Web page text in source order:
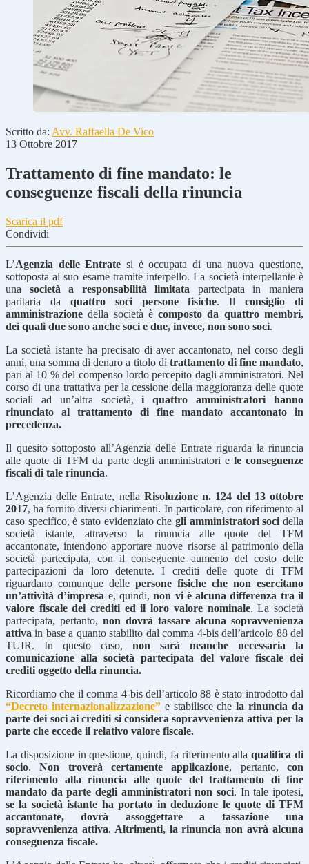
Scritto da: Avv. Raffaella De Vico
13 Ottobre 2017
Trattamento di fine mandato: le
conseguenze fiscali della rinuncia
Scarica il pdf
Condividi
L’Agenzia delle Entrate si è occupata di una nuova questione,
sottoposta al suo esame tramite interpello. La società interpellante è
una società a responsabilità limitata partecipata in maniera
paritaria da quattro soci persone fisiche. Ilconsiglio di
amministrazione della società ècomposto da quattro membri,
dei quali due sono anche soci e due, invece, non sono soci.
La società istante ha precisato di aver accantonato, nel corso degli
anni, una somma di denaro a titolo di trattamento di fine mandato,
pari al 10 % del compenso lordo percepito dagli amministratori. Nel
corso di una trattativa per la cessione della maggioranza delle quote
sociali ad un’altra società, i quattro amministratori hanno
rinunciato al trattamento di fine mandato accantonato in
precedenza.
Il quesito sottoposto all’Agenzia delle Entrate riguarda la rinuncia
alle quote di TFM da parte degli amministratori e le conseguenze
fiscali di tale rinuncia.
L’Agenzia delle Entrate, nella Risoluzione n. 124 del 13 ottobre
2017, ha fornito diversi chiarimenti. In particolare, con riferimento al
caso specifico, è stato evidenziato che gli amministratori soci della
società istante, attraverso la rinuncia alle quote del TFM
accantonate, intendono apportare nuove risorse al patrimonio della
società partecipata, con il conseguente aumento del costo delle
partecipazioni da loro detenute. I crediti delle quote di TFM
riguardano comunque delle persone fisiche che non esercitano
un’attività d’impresa e, quindi,non vi è alcuna differenza tra il
valore fiscale dei crediti ed il loro valore nominale. La società
partecipata, pertanto, non dovrà tassare alcuna sopravvenienza
attiva in base a quanto stabilito dal comma 4-bis dell’articolo 88 del
TUIR. In questo caso, non sarà neanche necessaria la
comunicazione alla società partecipata del valore fiscale dei
crediti oggetto della rinuncia.
Ricordiamo che il comma 4-bis dell’articolo 88 è stato introdotto dal
“Decreto internazionalizzazione”e stabilisce chela rinuncia da
parte dei soci ai crediti si considera sopravvenienza attiva per la
parte che eccede il relativo valore fiscale.
La disposizione in questione, quindi, fa riferimento allaqualifica di
socio.Non troverà certamente applicazione, pertanto,con
riferimento alla rinuncia alle quote del trattamento di fine
mandato da parte degli amministratori non soci. In tale ipotesi,
se la società istante ha portato in deduzione le quote di TFM
accantonate, dovrà assoggettare a tassazione una
sopravvenienza attiva. Altrimenti, la rinuncia non avrà alcuna
conseguenza fiscale.